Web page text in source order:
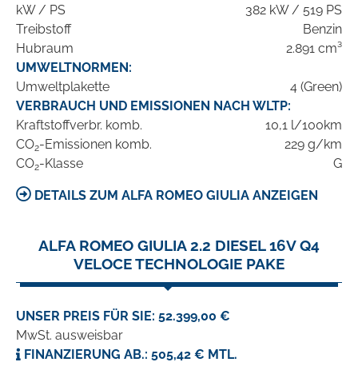
kW / PS
382 kW / 519 PS
Treibstoff
Benzin
Hubraum
2.891 cm³
UMWELTNORMEN:
Umweltplakette
4 (Green)
VERBRAUCH UND EMISSIONEN NACH WLTP:
Kraftstoffverbr. komb.
10,1 l/100km
CO2-Emissionen komb.
229 g/km
CO2-Klasse G
DETAILS ZUM ALFA ROMEO GIULIA ANZEIGEN
ALFA ROMEO GIULIA 2.2 DIESEL 16V Q4
VELOCE TECHNOLOGIE PAKE
UNSER PREIS FÜR SIE: 52.399,00 €
MwSt. ausweisbar
FINANZIERUNG AB.: 505,42 € MTL.